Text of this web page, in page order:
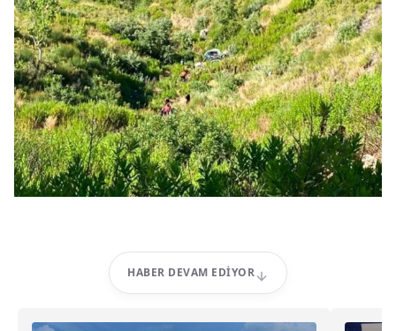
HABER DEVAM EDIYOR